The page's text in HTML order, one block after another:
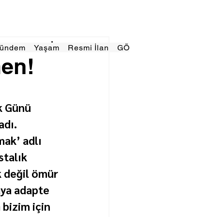
Yaşam Resmi İlan GÖRÜNÜMTV
Günü
adlı
değil ömür
adapte
bizim için